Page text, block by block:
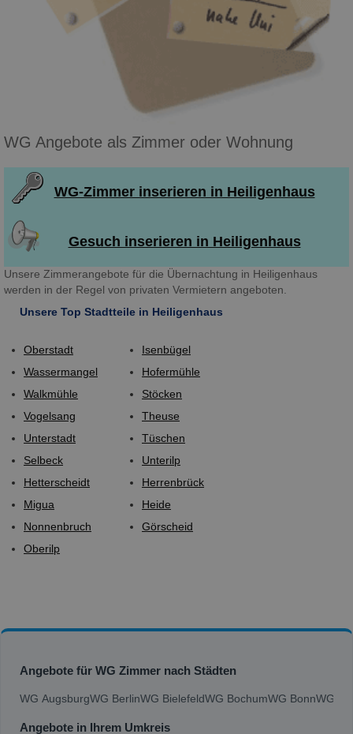
WG Angebote als Zimmer oder Wohnung
WG-Zimmer inserieren in Heiligenhaus
Gesuch inserieren in Heiligenhaus
Unsere Zimmerangebote für die Übernachtung in Heiligenhaus
werden in der Regel von privaten Vermietern angeboten.
Unsere Top Stadtteile in Heiligenhaus
Oberstadt
Wassermangel
Walkmühle
Vogelsang
Unterstadt
Selbeck
Hetterscheidt
Migua
Nonnenbruch
Oberilp
Isenbügel
Hofermühle
Stöcken
Theuse
Tüschen
Unterilp
Herrenbrück
Heide
Görscheid
Angebote für WG Zimmer nach Städten
WG AugsburgWG BerlinWG BielefeldWG BochumWG BonnWG
Angebote in Ihrem Umkreis